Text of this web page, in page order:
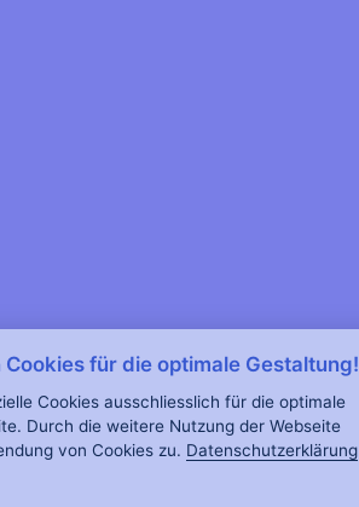
für die optimale Gestaltung!
Cookies ausschliesslich für die optimale
Durch die weitere Nutzung der Webseite
von Cookies zu. Datenschutzerklärung